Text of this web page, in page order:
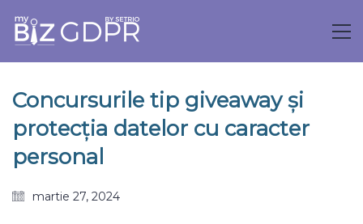
Concursurile tip giveaway și
protecția datelor cu caracter
personal
martie 27, 2024